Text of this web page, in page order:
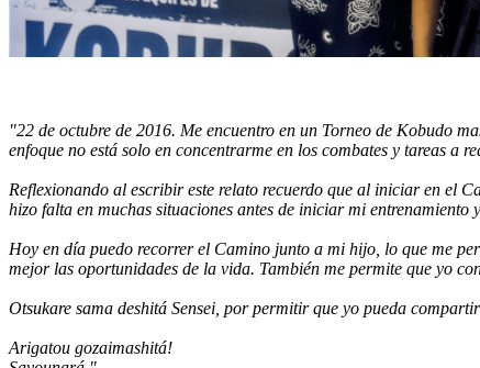
"22 de octubre de 2016. Me encuentro en un Torneo de Kobudo
enfoque no está solo en concentrarme en los combates y tareas a
Reflexionando al escribir este relato recuerdo que al iniciar en el
hizo falta en muchas situaciones antes de iniciar mi
Hoy en día puedo recorrer el Camino junto a mi hijo, lo que me
mejor las oportunidades de la vida. También me permite que yo
Otsukare sama deshitá Sensei, por permitir que yo pueda
Arigatou gozaimashitá!